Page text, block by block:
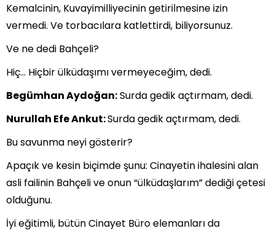
Kemalcinin, Kuvayimilliyecinin getirilmesine izin
vermedi. Ve torbacılara katlettirdi, biliyorsunuz.
Ve ne dedi Bahçeli?
Hiç… Hiçbir ülküdaşımı vermeyeceğim, dedi.
Begümhan Aydoğan:Surda gedik açtırmam, dedi.
Nurullah Efe Ankut:Surda gedik açtırmam, dedi.
Bu savunma neyi gösterir?
Apaçık ve kesin biçimde şunu: Cinayetin ihalesini alan
asli failinin Bahçeli ve onun “ülküdaşlarım” dediği çetesi
olduğunu.
İyi eğitimli, bütün Cinayet Büro elemanları da